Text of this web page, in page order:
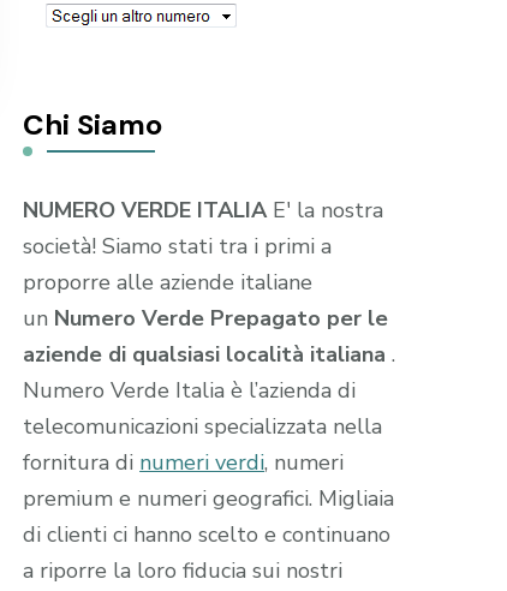
Chi Siamo
NUMERO VERDE ITALIAE' la nostra
società! Siamo stati tra i primi a
proporre alle aziende italiane
un Numero Verde Prepagato per le
aziende di qualsiasi località italiana.
Numero Verde Italia è l’azienda di
telecomunicazioni specializzata nella
fornitura di numeri verdi, numeri
premium e numeri geografici. Migliaia
di clienti ci hanno scelto e continuano
a riporre la loro fiducia sui nostri